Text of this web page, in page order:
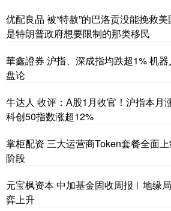
优配良品 被“特赦”的巴洛贡没能挽救
是特朗普政府想要限制的那类移民
華鑫證券 沪指、深成指均跌超1% 机
盘论
牛达人 收评：A股1月收官！沪指本月
科创50指数涨超12%
掌柜配资 三大运营商Token套餐全面
阶段
元宝枫资本 中加基金固收周报︱地缘
弈上升